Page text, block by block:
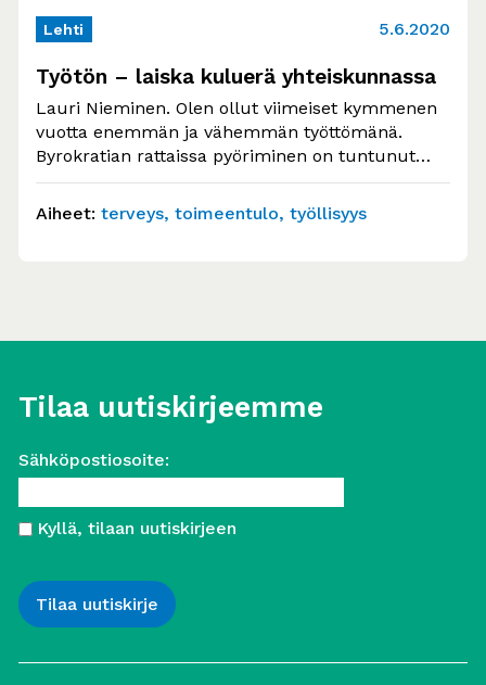
Lehti 5.6.2020
Työtön – laiska kuluerä yhteiskunnassa
Lauri Nieminen. Olen ollut viimeiset kymmenen
vuotta enemmän ja vähemmän työttömänä.
Byrokratian rattaissa pyöriminen on tuntunut
välillä todella turhalta. Suurin…
Aiheet: terveys toimeentulo työllisyys
Tilaa uutiskirjeemme
Sähköpostiosoite:
Kyllä, tilaan uutiskirjeen